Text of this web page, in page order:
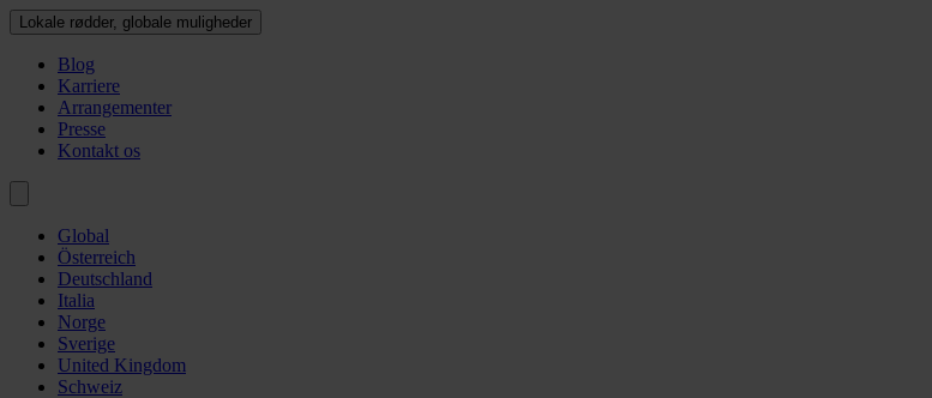
Lokale rødder, globale muligheder
Blog
Karriere
Arrangementer
Presse
Kontakt os
Global
Österreich
Deutschland
Italia
Norge
Sverige
United Kingdom
Schweiz